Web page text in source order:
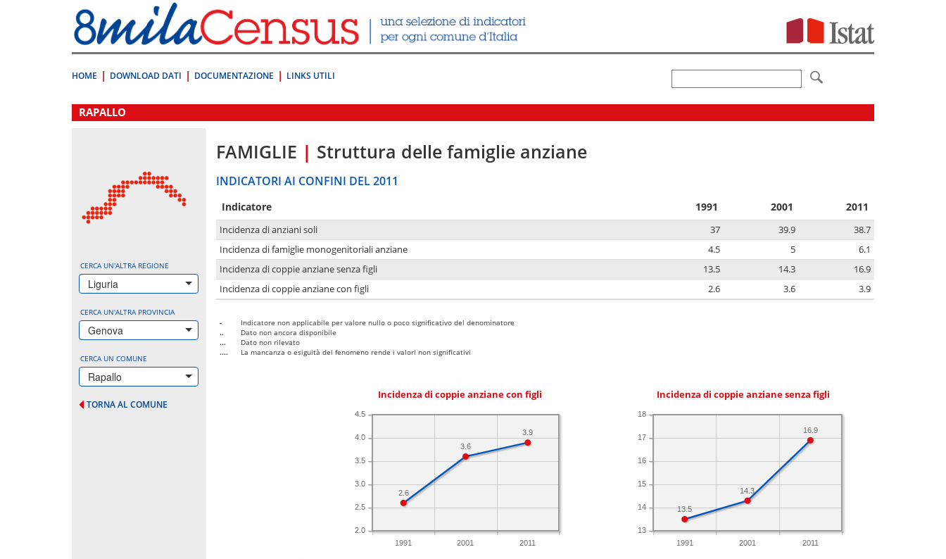
direttamente
a:
Contenuto
HOME DOWNLOAD DATI DOCUMENTAZIONE LINKS UTILI
.
RAPALLO
CERCA UN'ALTRA REGIONE
Liguria
CERCA UN'ALTRA PROVINCIA
Genova
CERCA UN COMUNE
Rapallo
TORNA AL COMUNE
FAMIGLIE | Struttura delle famiglie anziane
INDICATORI AI CONFINI DEL 2011
Indicatore 1991 2001 2011
Incidenza di anziani soli 37 39.9
38.7
Incidenza di famiglie monogenitoriali anziane
4.5 5
6.1
Incidenza di coppie anziane senza figli
13.5 14.3
16.9
Incidenza di coppie anziane con figli
2.6 3.6 3.9
-
Indicatore non applicabile per valore nullo o poco significativo del denominatore
..
Dato non ancora disponibile
...
Dato non rilevato
....
La mancanza o esiguità del fenomeno rende i valori non significativi
Incidenza di coppie anziane con figli
1991 2001 2011
2.0
2.5
3.0
3.5
4.0
4.5
3.9
3.6
2.6
Incidenza di coppie anziane senza figli
1991 2001 2011
13
14
15
16
17
18
16.9
14.3
13.5